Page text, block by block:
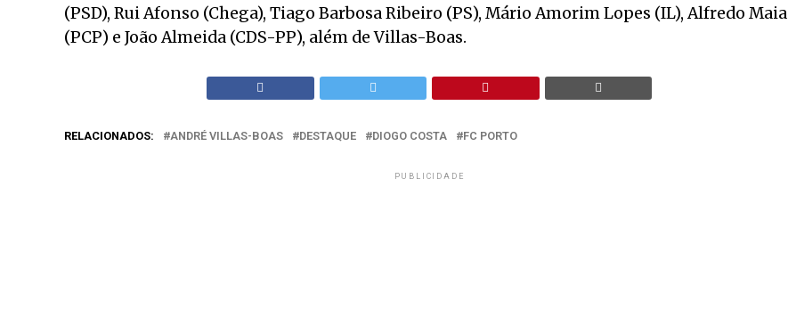
(PSD), Rui Afonso (Chega), Tiago Barbosa Ribeiro (PS), Mário Amorim Lopes (IL), Alfredo Maia
(PCP) e João Almeida (CDS-PP), além de Villas-Boas.
RELACIONADOS: ANDRÉ VILLAS-BOAS DESTAQUE DIOGO COSTA FC PORTO
PUBLICIDADE